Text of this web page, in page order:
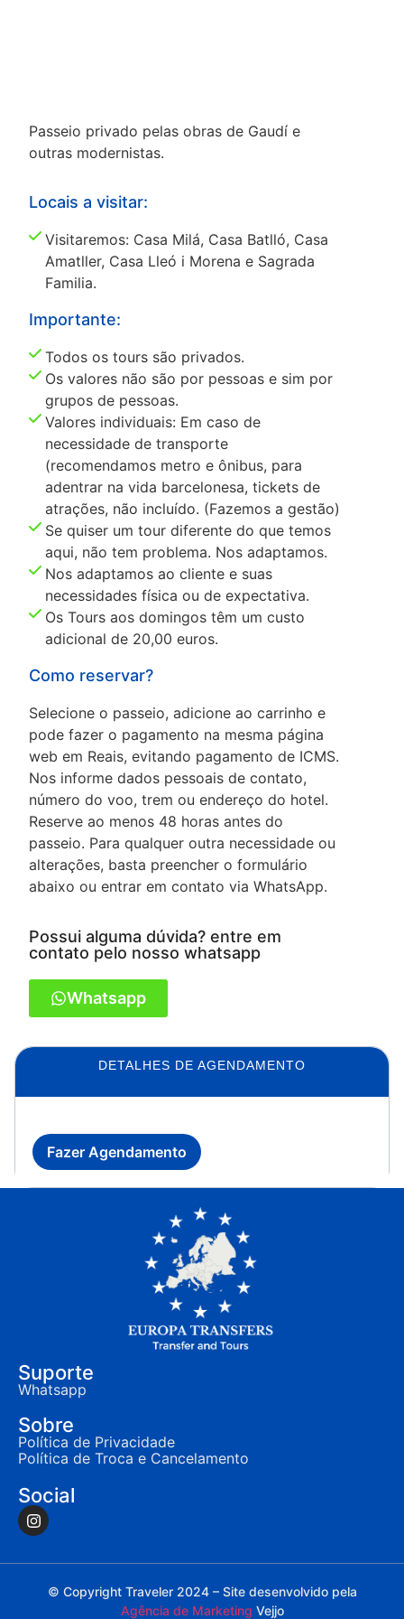
Passeio privado pelas obras de Gaudí e
outras modernistas.
Locais a visitar:
Visitaremos: Casa Milá, Casa Batlló, Casa
Amatller, Casa Lleó i Morena e Sagrada
Familia.
Importante:
Todos os tours são privados.
Os valores não são por pessoas e sim por
grupos de pessoas.
Valores individuais: Em caso de
necessidade de transporte
(recomendamos metro e ônibus, para
adentrar na vida barcelonesa, tickets de
atrações, não incluído. (Fazemos a gestão)
Se quiser um tour diferente do que temos
aqui, não tem problema. Nos adaptamos.
Nos adaptamos ao cliente e suas
necessidades física ou de expectativa.
Os Tours aos domingos têm um custo
adicional de 20,00 euros.
Como reservar?
Selecione o passeio, adicione ao carrinho e
pode fazer o pagamento na mesma página
web em Reais, evitando pagamento de ICMS.
Nos informe dados pessoais de contato,
número do voo, trem ou endereço do hotel.
Reserve ao menos 48 horas antes do
passeio. Para qualquer outra necessidade ou
alterações, basta preencher o formulário
abaixo ou entrar em contato via WhatsApp.
Possui alguma dúvida? entre em
contato pelo nosso whatsapp
Whatsapp
DETALHES DE AGENDAMENTO
Fazer Agendamento
Suporte
Whatsapp
Sobre
Política de Privacidade
Política de Troca e Cancelamento
Social
© Copyright Traveler 2024 – Site desenvolvido pela
Agência de Marketing Vejjo